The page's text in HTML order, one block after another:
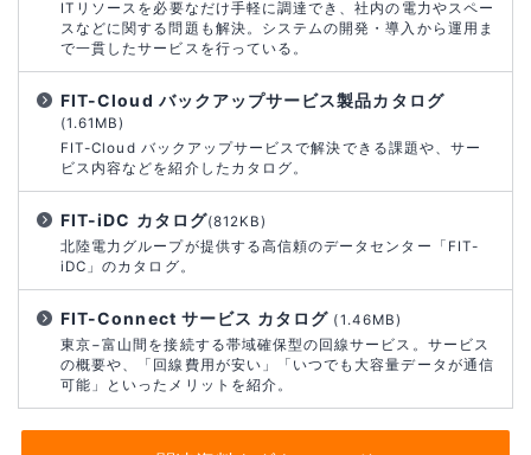
ITリソースを必要なだけ手軽に調達でき、社内の電力やスペー
スなどに関する問題も解決。システムの開発・導入から運用ま
で一貫したサービスを行っている。
FIT-Cloud バックアップサービス製品カタログ
(1.61MB)
FIT-Cloud バックアップサービスで解決できる課題や、サー
ビス内容などを紹介したカタログ。
FIT-iDC カタログ(812KB)
北陸電力グループが提供する高信頼のデータセンター「FIT-
iDC」のカタログ。
FIT-Connect サービス カタログ (1.46MB)
東京−富山間を接続する帯域確保型の回線サービス。サービス
の概要や、「回線費用が安い」「いつでも大容量データが通信
可能」といったメリットを紹介。